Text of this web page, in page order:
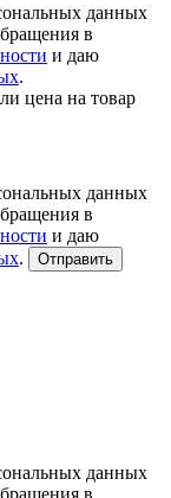
данных
в
и даю
.
цена на товар
данных
в
и даю
. Отправить
данных
в